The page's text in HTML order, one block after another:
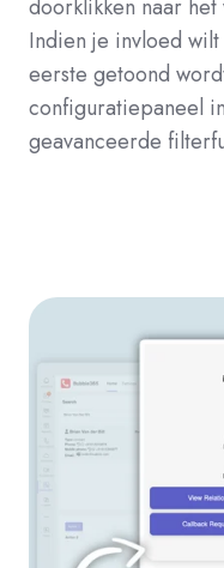
doorklikken naar
Indien je invloed
eerste getoond
configuratiepaneel
geavanceerde